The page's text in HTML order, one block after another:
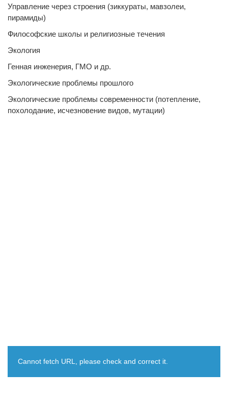
Управление через строения (зиккураты, мавзолеи,
пирамиды)
Философские школы и религиозные течения
Экология
Генная инженерия, ГМО и др.
Экологические проблемы прошлого
Экологические проблемы современности (потепление,
похолодание, исчезновение видов, мутации)
Cannot fetch URL, please check and correct it.